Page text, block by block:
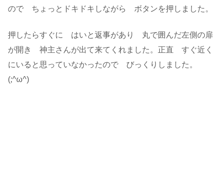
ので ちょっとドキドキしながら ボタンを押しました。
押したらすぐに はいと返事があり 丸で囲んだ左側の扉
が開き 神主さんが出て来てくれました。正直 すぐ近く
にいると思っていなかったので びっくりしました。
(;^ω^)